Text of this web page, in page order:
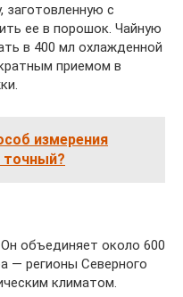
заготовленную с
ее в порошок. Чайную
в 400 мл охлажденной
приемом в
измерения
объединяет около 600
— регионы Северного
климатом.